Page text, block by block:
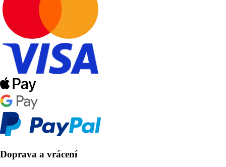
Doprava a vrácení